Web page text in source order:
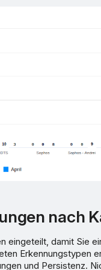
nach
eingeteilt, damit Sie
Erkennungstypen
und Persistenz.